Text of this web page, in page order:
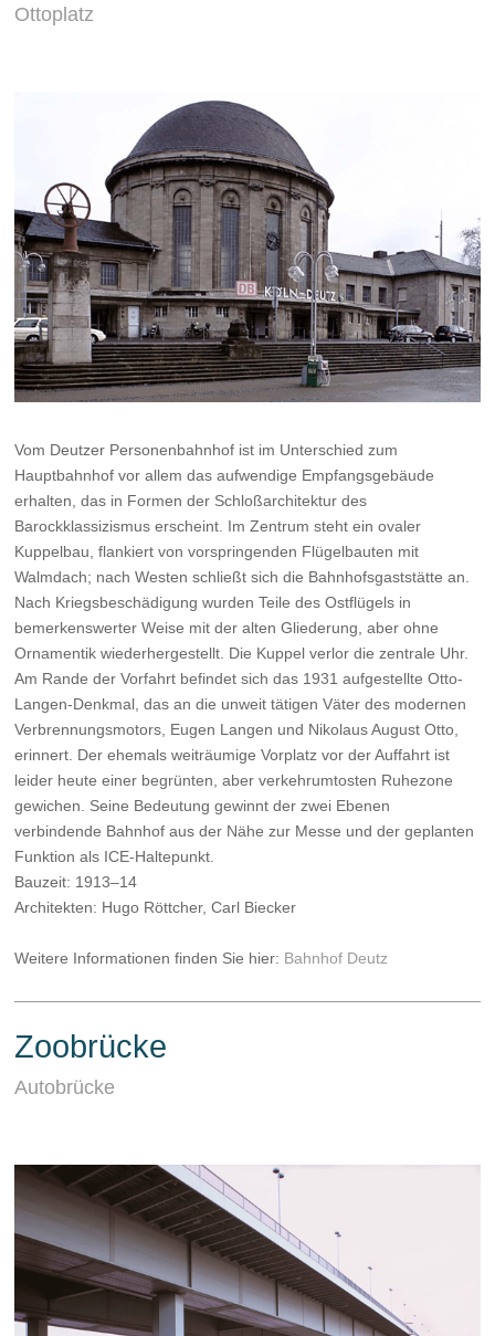
Ottoplatz
Vom Deutzer Personenbahnhof ist im Unterschied zum
Hauptbahnhof vor allem das aufwendige Empfangsgebäude
erhalten, das in Formen der Schloßarchitektur des
Barockklassizismus erscheint. Im Zentrum steht ein ovaler
Kuppelbau, flankiert von vorspringenden Flügelbauten mit
Walmdach; nach Westen schließt sich die Bahnhofsgaststätte an.
Nach Kriegsbeschädigung wurden Teile des Ostflügels in
bemerkenswerter Weise mit der alten Gliederung, aber ohne
Ornamentik wiederhergestellt. Die Kuppel verlor die zentrale Uhr.
Am Rande der Vorfahrt befindet sich das 1931 aufgestellte Otto-
Langen-Denkmal, das an die unweit tätigen Väter des modernen
Verbrennungsmotors, Eugen Langen und Nikolaus August Otto,
erinnert. Der ehemals weiträumige Vorplatz vor der Auffahrt ist
leider heute einer begrünten, aber verkehrumtosten Ruhezone
gewichen. Seine Bedeutung gewinnt der zwei Ebenen
verbindende Bahnhof aus der Nähe zur Messe und der geplanten
Funktion als ICE-Haltepunkt.
Bauzeit: 1913–14
Architekten: Hugo Röttcher, Carl Biecker
Weitere Informationen finden Sie hier: Bahnhof Deutz
Zoobrücke
Autobrücke